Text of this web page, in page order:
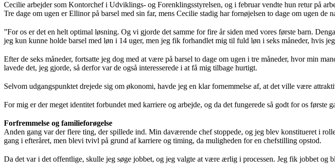
Cecilie arbejder som Kontorchef i Udviklings- og Forenklingsstyrelsen, og i februar vendte hun retur på
Tre dage om ugen er Ellinor på barsel med sin far, mens Cecilie stadig har fornøjelsen to dage om ugen de
”For os er det en helt optimal løsning. Og vi gjorde det samme for fire år siden med vores første barn.
jeg kun kunne holde barsel med løn i 14 uger, men jeg fik forhandlet mig til fuld løn i seks måneder, hvis
Efter de seks måneder, fortsatte jeg dog med at være på barsel to dage om ugen i tre måneder, hvor min
lavede det, jeg gjorde, så derfor var de også interesserede i at få mig tilbage hurtigt.
Selvom udgangspunktet drejede sig om økonomi, havde jeg en klar fornemmelse af, at det ville være
For mig er der meget identitet forbundet med karriere og arbejde, og da det fungerede så godt for os første
Forfremmelse og familieforøgelse
Anden gang var der flere ting, der spillede ind. Min daværende chef stoppede, og jeg blev konstitueret i
gang i efteråret, men blevi tvivl på grund af karriere og timing, da muligheden for en chefstilling opstod.
Da det var i det offentlige, skulle jeg søge jobbet, og jeg valgte at være ærlig i processen. Jeg fik jobbet og